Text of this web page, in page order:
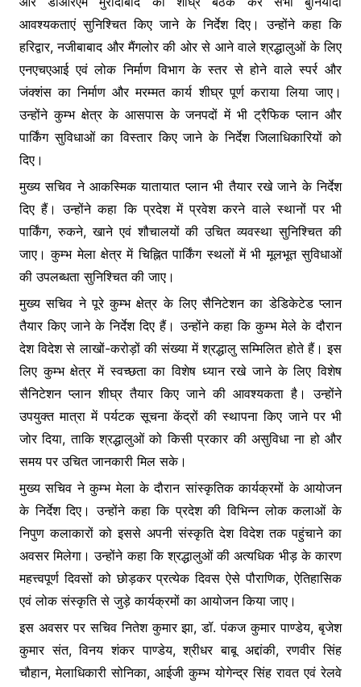
आवश्यकताएं सुनिश्चित किए जाने के निर्देश दिए। उन्होंने कहा कि
हरिद्वार, नजीबाबाद और मैंगलोर की ओर से आने वाले श्रद्धालुओं के लिए
एनएचएआई एवं लोक निर्माण विभाग के स्तर से होने वाले स्पर्र और
जंक्शंस का निर्माण और मरम्मत कार्य शीघ्र पूर्ण कराया लिया जाए।
उन्होंने कुम्भ क्षेत्र के आसपास के जनपदों में भी ट्रैफिक प्लान और
पार्किंग सुविधाओं का विस्तार किए जाने के निर्देश जिलाधिकारियों को
दिए।
मुख्य सचिव ने आकस्मिक यातायात प्लान भी तैयार रखे जाने के निर्देश
दिए हैं। उन्होंने कहा कि प्रदेश में प्रवेश करने वाले स्थानों पर भी
पार्किंग, रुकने, खाने एवं शौचालयों की उचित व्यवस्था सुनिश्चित की
जाए। कुम्भ मेला क्षेत्र में चिह्नित पार्किंग स्थलों में भी मूलभूत सुविधाओं
की उपलब्धता सुनिश्चित की जाए।
मुख्य सचिव ने पूरे कुम्भ क्षेत्र के लिए सैनिटेशन का डेडिकेटेड प्लान
तैयार किए जाने के निर्देश दिए हैं। उन्होंने कहा कि कुम्भ मेले के दौरान
देश विदेश से लाखों-करोड़ों की संख्या में श्रद्धालु सम्मिलित होते हैं। इस
लिए कुम्भ क्षेत्र में स्वच्छता का विशेष ध्यान रखे जाने के लिए विशेष
सैनिटेशन प्लान शीघ्र तैयार किए जाने की आवश्यकता है। उन्होंने
उपयुक्त मात्रा में पर्यटक सूचना केंद्रों की स्थापना किए जाने पर भी
जोर दिया, ताकि श्रद्धालुओं को किसी प्रकार की असुविधा ना हो और
समय पर उचित जानकारी मिल सके।
मुख्य सचिव ने कुम्भ मेला के दौरान सांस्कृतिक कार्यक्रमों के आयोजन
के निर्देश दिए। उन्होंने कहा कि प्रदेश की विभिन्न लोक कलाओं के
निपुण कलाकारों को इससे अपनी संस्कृति देश विदेश तक पहुंचाने का
अवसर मिलेगा। उन्होंने कहा कि श्रद्धालुओं की अत्यधिक भीड़ के कारण
महत्त्वपूर्ण दिवसों को छोड़कर प्रत्येक दिवस ऐसे पौराणिक, ऐतिहासिक
एवं लोक संस्कृति से जुड़े कार्यक्रमों का आयोजन किया जाए।
इस अवसर पर सचिव नितेश कुमार झा, डॉ. पंकज कुमार पाण्डेय, बृजेश
कुमार संत, विनय शंकर पाण्डेय, श्रीधर बाबू अद्दांकी, रणवीर सिंह
चौहान, मेलाधिकारी सोनिका, आईजी कुम्भ योगेन्द्र सिंह रावत एवं रेलवे